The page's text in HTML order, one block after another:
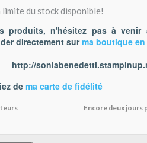
du stock disponible!
produits, n'hésitez pas à
directement surma boutique
http://
de ma carte de fidélité
Encore deux jours